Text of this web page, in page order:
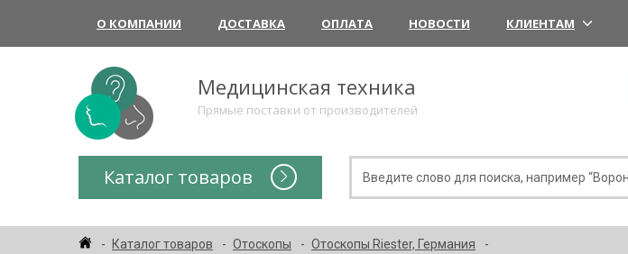
О КОМПАНИИ ДОСТАВКА ОПЛАТА НОВОСТИ КЛИЕНТАМ
Медицинская техника
Прямые поставки от производителей
Каталог товаров
Каталог товаров Отоскопы
Отоскопы Riester, Германия